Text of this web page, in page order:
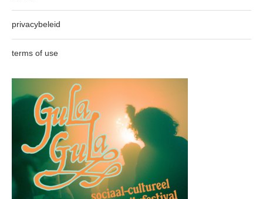
privacybeleid
terms of use